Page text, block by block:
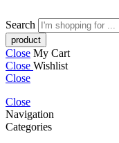
Search
Close My Cart
Close Wishlist
Close
Close
Navigation
Categories